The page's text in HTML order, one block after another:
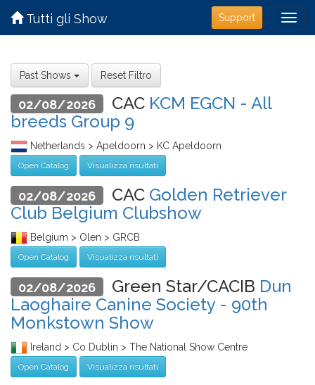
Support
Tutti gli Show
Past Shows Reset Filtro
02/08/2026 CAC KCM EGCN - All
breeds Group 9
Netherlands > Apeldoorn > KC Apeldoorn
Open Catalog Visualizza risultati
02/08/2026 CAC Golden Retriever
Club Belgium Clubshow
Belgium > Olen > GRCB
Open Catalog Visualizza risultati
02/08/2026 Green Star/CACIB Dun
Laoghaire Canine Society - 90th
Monkstown Show
Ireland > Co Dublin > The National Show Centre
Open Catalog Visualizza risultati